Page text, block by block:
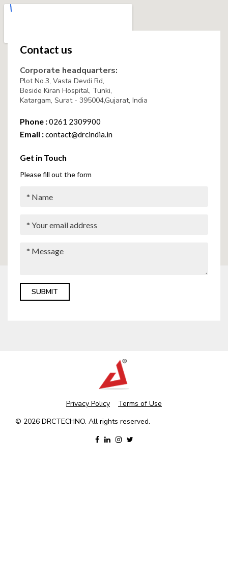
Contact us
Corporate headquarters:
Plot No.3, Vasta Devdi Rd,
Beside Kiran Hospital, Tunki,
Katargam, Surat - 395004,Gujarat, India
Phone :0261 2309900
Email :contact@drcindia.in
Get in Touch
Please fill out the form
Privacy Policy
Terms of Use
© 2026 DRCTECHNO. All rights reserved.